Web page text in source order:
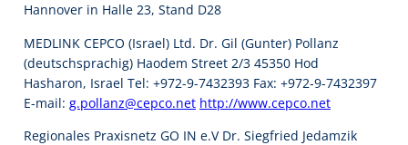
Hannover in Halle 23, Stand D28
MEDLINK CEPCO (Israel) Ltd. Dr. Gil (Gunter) Pollanz
(deutschsprachig) Haodem Street 2/3 45350 Hod
Hasharon, Israel Tel: +972-9-7432393 Fax: +972-9-7432397
E-mail: g.pollanz@cepco.net http://www.cepco.net
Regionales Praxisnetz GO IN e.V Dr. Siegfried Jedamzik